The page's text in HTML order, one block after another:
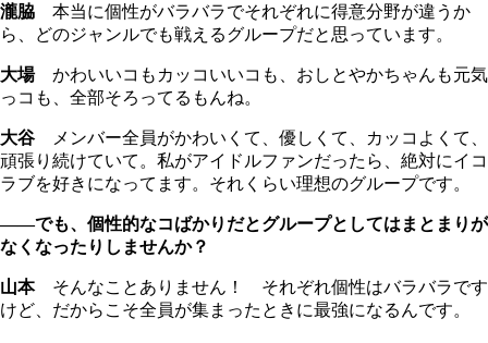
瀧脇 本当に個性がバラバラでそれぞれに得意分野が違うか
ら、どのジャンルでも戦えるグループだと思っています。
大場かわいいコもカッコいいコも、おしとやかちゃんも元気
っコも、全部そろってるもんね。
大谷 メンバー全員がかわいくて、優しくて、カッコよくて、
頑張り続けていて。私がアイドルファンだったら、絶対にイコ
ラブを好きになってます。それくらい理想のグループです。
――でも、個性的なコばかりだとグループとしてはまとまりが
なくなったりしませんか？
山本そんなことありません！ それぞれ個性はバラバラです
けど、だからこそ全員が集まったときに最強になるんです。